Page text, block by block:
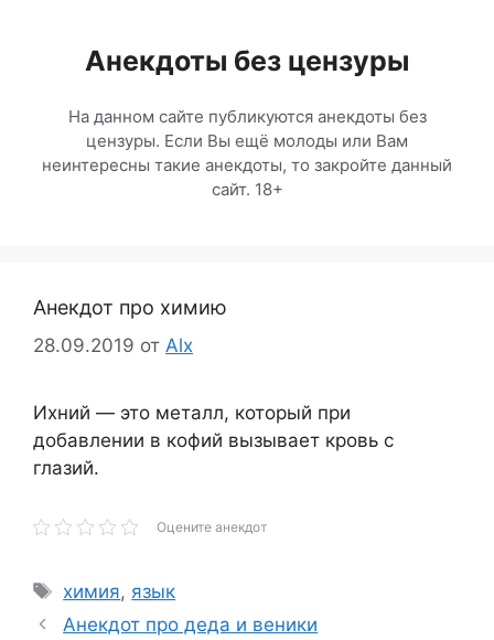
содержимомуАнекдоты без цензуры
На данном сайте публикуются анекдоты без
цензуры. Если Вы ещё молоды или Вам
неинтересны такие анекдоты, то закройте данный
сайт. 18+
Анекдот про химию
28.09.2019 от Alx
Ихний — это металл, который при
добавлении в кофий вызывает кровь с
глазий.
Оцените анекдот
Метки
химия, язык
Анекдот про деда и веники